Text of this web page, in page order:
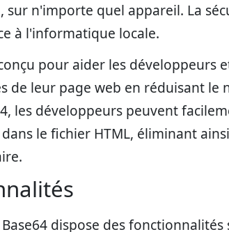
sur n'importe quel appareil. La
à l'informatique locale.
pour aider les développeurs
de leur page web en réduisant le
les développeurs peuvent
le fichier HTML, éliminant
Base64 dispose des fonctionnalités